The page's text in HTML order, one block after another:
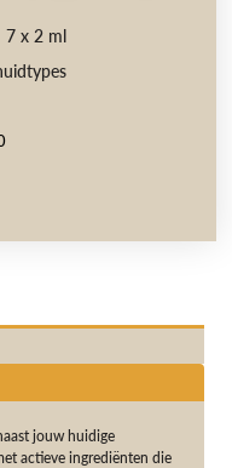
7 x 2 ml
jouw huidige
actieve ingrediënten die